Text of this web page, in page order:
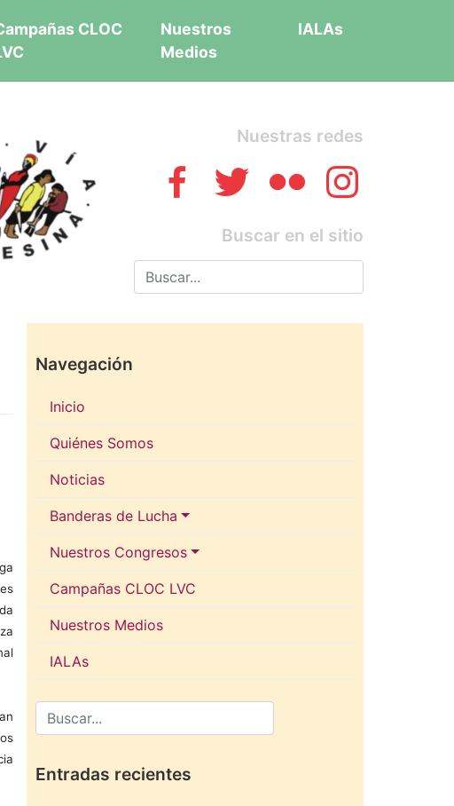
CLOC
Nuestros
Medios
IALAs
Nuestras redes
Buscar en el sitio
Navegación
Inicio
Quiénes Somos
Noticias
Banderas de Lucha
Nuestros Congresos
Campañas CLOC LVC
Nuestros Medios
IALAs
Entradas recientes